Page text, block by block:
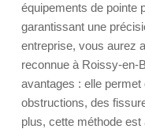
équipements de pointe
garantissant une
entreprise, vous aurez
reconnue à Roissy-en-
avantages : elle
obstructions, des
plus, cette méthode